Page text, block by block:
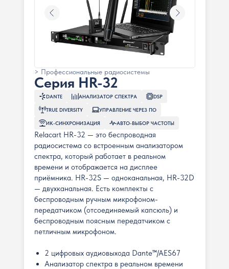
> Профессиональные радиосистемы
Серия HR-32
DANTE АНАЛИЗАТОР СПЕКТРА DSP
TRUE DIVERSITY УПРАВЛЕНИЕ ЧЕРЕЗ ПО
ИК-СИНХРОНИЗАЦИЯ АВТО-ВЫБОР ЧАСТОТЫ
Relacart HR-32 — это беспроводная
радиосистема со встроенным анализатором
спектра, который работает в реальном
времени и отображается на дисплее
приёмника. HR-32S — одноканальная, HR-32D
— двухканальная. Есть комплекты с
беспроводным ручным микрофоном-
передатчиком (отсоединяемый капсюль) и
беспроводным поясным передатчиком с
петличным микрофоном.
2 цифровых аудиовыхода Dante™/AES67
Анализатор спектра в реальном времени